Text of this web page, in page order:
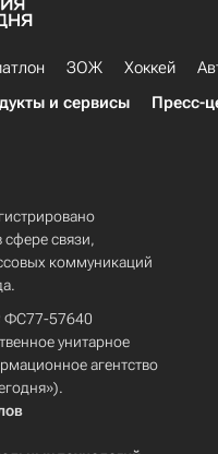
ЗОЖ Хоккей
и сервисы Пресс-
связи,
коммуникаций
ФС77-57640
унитарное
агентство